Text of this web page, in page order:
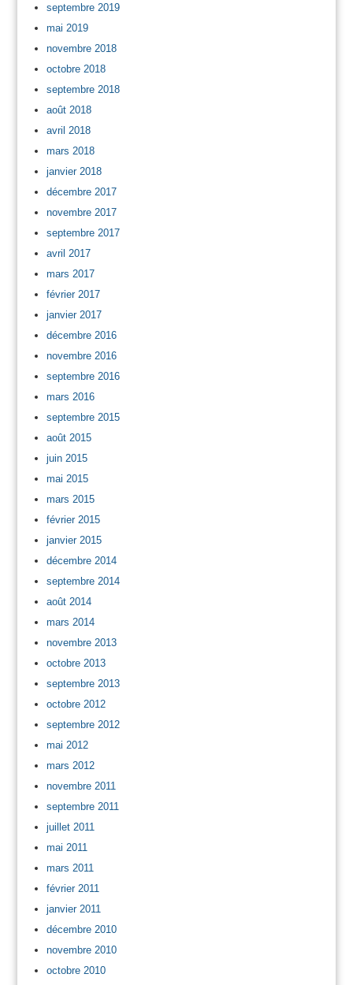
septembre 2019
mai 2019
novembre 2018
octobre 2018
septembre 2018
août 2018
avril 2018
mars 2018
janvier 2018
décembre 2017
novembre 2017
septembre 2017
avril 2017
mars 2017
février 2017
janvier 2017
décembre 2016
novembre 2016
septembre 2016
mars 2016
septembre 2015
août 2015
juin 2015
mai 2015
mars 2015
février 2015
janvier 2015
décembre 2014
septembre 2014
août 2014
mars 2014
novembre 2013
octobre 2013
septembre 2013
octobre 2012
septembre 2012
mai 2012
mars 2012
novembre 2011
septembre 2011
juillet 2011
mai 2011
mars 2011
février 2011
janvier 2011
décembre 2010
novembre 2010
octobre 2010